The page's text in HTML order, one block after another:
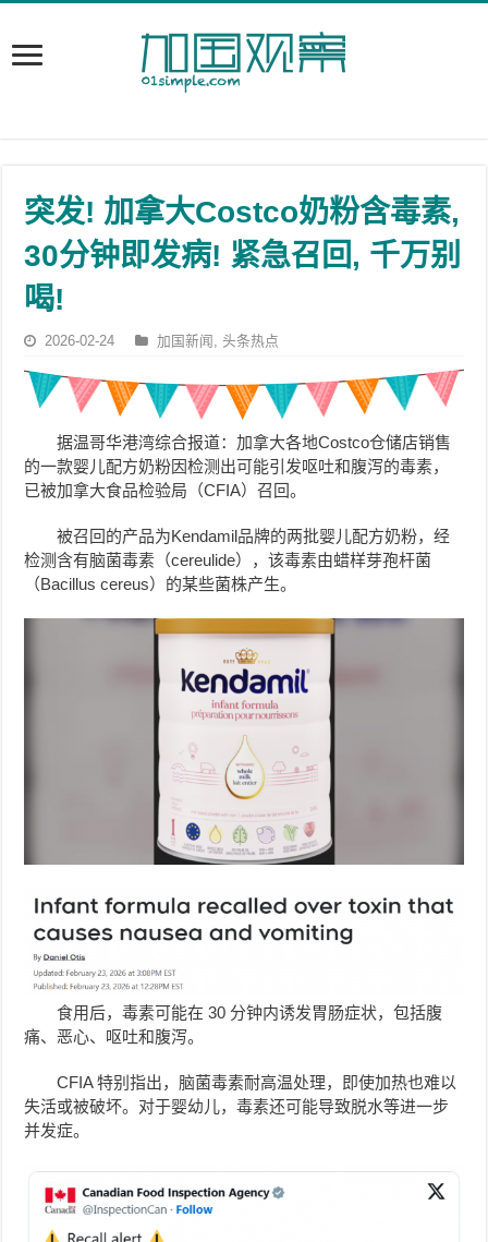
突发! 加拿大Costco奶粉含毒素,
30分钟即发病! 紧急召回, 千万别
喝!
2026-02-24 加国新闻 ,头条热点
据温哥华港湾综合报道：加拿大各地Costco仓储店销售
的一款婴儿配方奶粉因检测出可能引发呕吐和腹泻的毒素，
已被加拿大食品检验局（CFIA）召回。
被召回的产品为Kendamil品牌的两批婴儿配方奶粉，经
检测含有脑菌毒素（cereulide），该毒素由蜡样芽孢杆菌
（Bacillus cereus）的某些菌株产生。
食用后，毒素可能在 30 分钟内诱发胃肠症状，包括腹
痛、恶心、呕吐和腹泻。
CFIA 特别指出，脑菌毒素耐高温处理，即使加热也难以
失活或被破坏。对于婴幼儿，毒素还可能导致脱水等进一步
并发症。